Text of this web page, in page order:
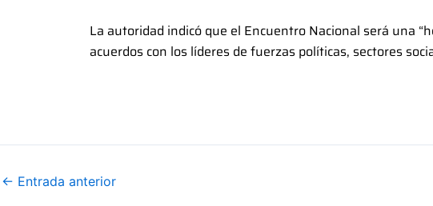
La autoridad indicó que el Encuentro Nacional será una
acuerdos con los líderes de fuerzas políticas, sectores
← Entrada anterior